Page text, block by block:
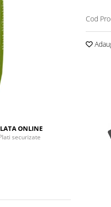
Cod
ONLINE
securizate